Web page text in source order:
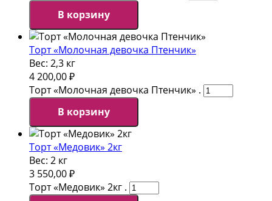
В корзину
Торт «Молочная девочка Птенчик»
Вес: 2,3 кг
4 200,00₽
Торт «Молочная девочка Птенчик» .
В корзину
Торт «Медовик» 2кг
Вес: 2 кг
3 550,00₽
Торт «Медовик» 2кг .